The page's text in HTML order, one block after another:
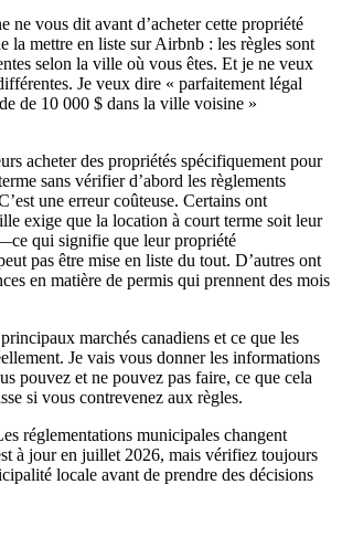
ne vous dit avant d’acheter cette propriété
la mettre en liste sur Airbnb : les règles sont
selon la ville où vous êtes. Et je ne veux
Je veux dire « parfaitement légal
de 10 000 $ dans la ville voisine »
acheter des propriétés spécifiquement pour
sans vérifier d’abord les règlements
une erreur coûteuse. Certains ont
exige que la location à court terme soit leur
qui signifie que leur propriété
pas être mise en liste du tout. D’autres ont
en matière de permis qui prennent des mois
marchés canadiens et ce que les
Je vais vous donner les informations
pouvez et ne pouvez pas faire, ce que cela
si vous contrevenez aux règles.
réglementations municipales changent
à jour en juillet 2026, mais vérifiez toujours
locale avant de prendre des décisions